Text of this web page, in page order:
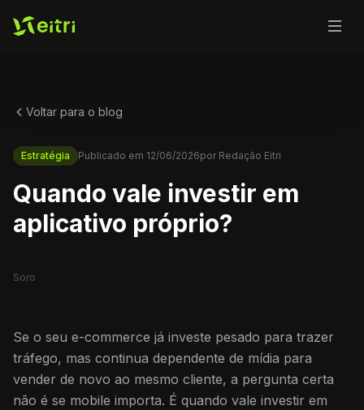
Voltar para o blog
Estratégia Publicado em 12/06/2026por Redação Eitri
Quando vale investir em
aplicativo próprio?
Soro
Se o seu e-commerce já investe pesado para trazer
tráfego, mas continua dependente de mídia para
vender de novo ao mesmo cliente, a pergunta certa
não é se mobile importa. É quando vale investir em